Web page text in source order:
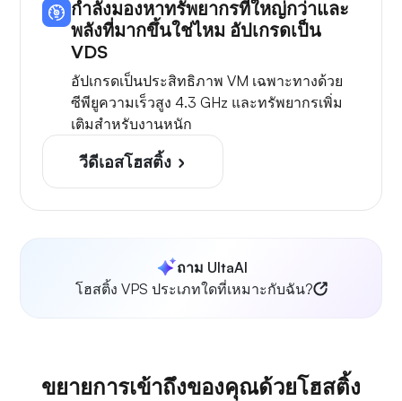
กำลังมองหาทรัพยากรที่ใหญ่กว่าและ
พลังที่มากขึ้นใช่ไหม อัปเกรดเป็น
VDS
อัปเกรดเป็นประสิทธิภาพ VM เฉพาะทางด้วย
ซีพียูความเร็วสูง 4.3 GHz และทรัพยากรเพิ่ม
เติมสำหรับงานหนัก
วีดีเอสโฮสติ้ง
ถาม UltaAI
โฮสติ้ง VPS ประเภทใดที่เหมาะกับฉัน?
ขยายการเข้าถึงของคุณด้วยโฮสติ้ง